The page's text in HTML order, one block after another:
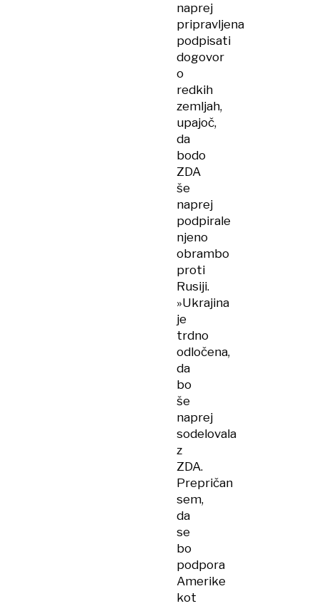
naprej
pripravljena
podpisati
dogovor
o
redkih
zemljah,
upajoč,
da
bodo
ZDA
še
naprej
podpirale
njeno
obrambo
proti
Rusiji.
»Ukrajina
je
trdno
odločena,
da
bo
še
naprej
sodelovala
z
ZDA.
Prepričan
sem,
da
se
bo
podpora
Amerike
kot